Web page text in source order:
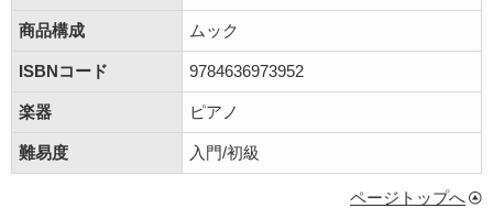
商品構成 ムック
ISBNコード 9784636973952
楽器 ピアノ
難易度 入門/初級
ページトップへ